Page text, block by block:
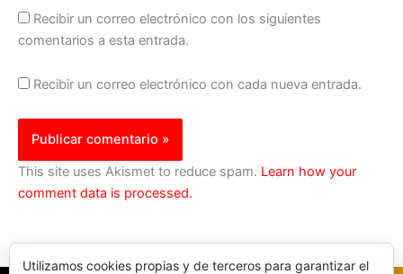
Recibir un correo electrónico con los siguientes
comentarios a esta entrada.
Recibir un correo electrónico con cada nueva entrada.
This site uses Akismet to reduce spam. Learn how your
comment data is processed.
Utilizamos cookies propias y de terceros para garantizar el